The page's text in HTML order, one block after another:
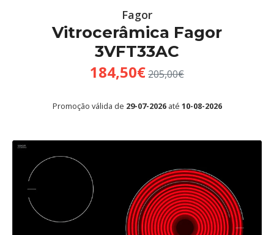
Fagor
Vitrocerâmica Fagor
3VFT33AC
184,50€205,00€
Promoção válida de 29-07-2026até 10-08-2026